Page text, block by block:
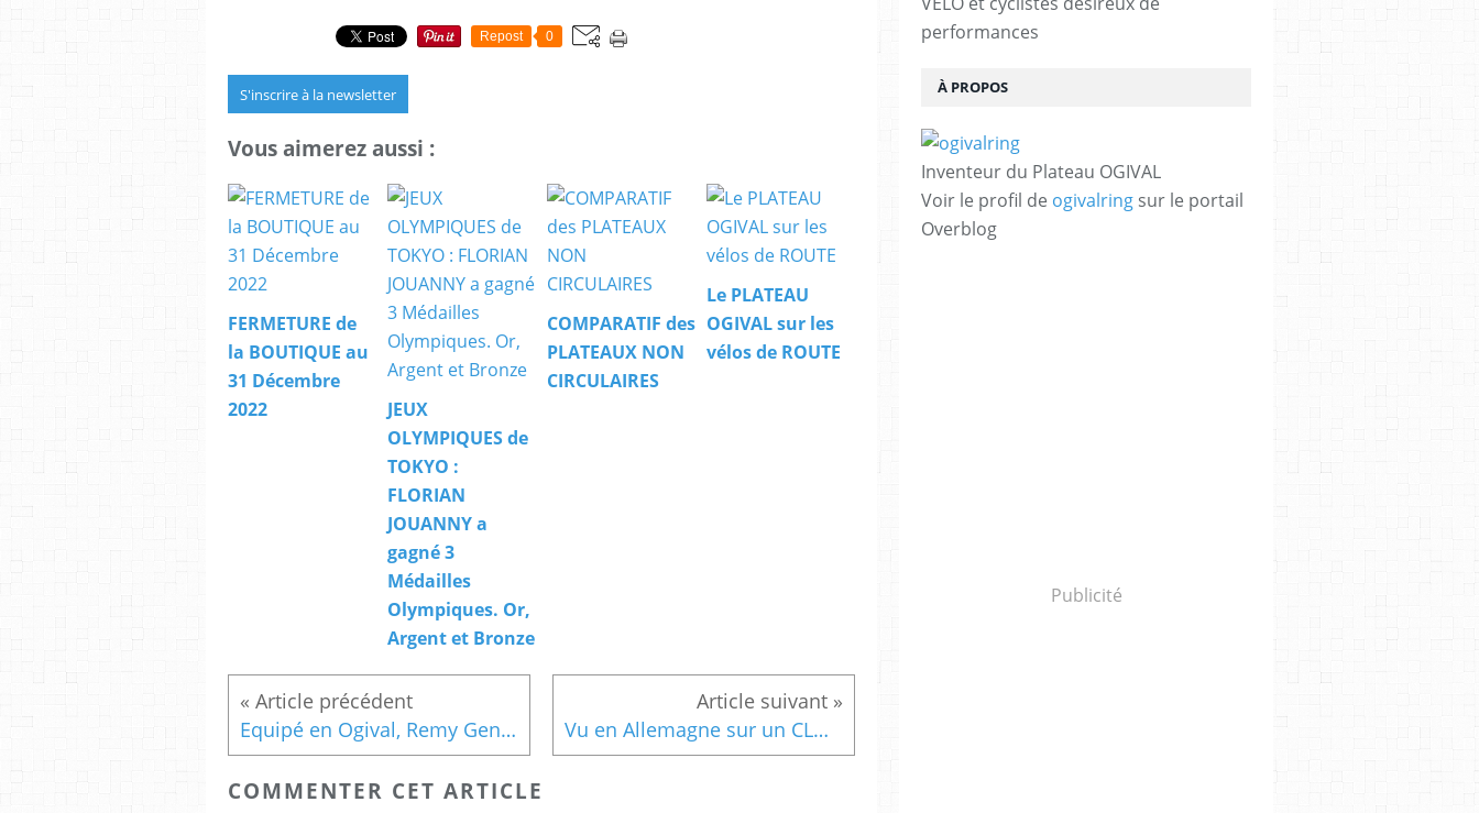
Repost 0
S'inscrire à la newsletter
Vous aimerez aussi :
FERMETURE de
la BOUTIQUE au
31 Décembre
2022
JEUX
OLYMPIQUES de
TOKYO :
FLORIAN
JOUANNY a
gagné 3
Médailles
Olympiques. Or,
Argent et Bronze
COMPARATIF des
PLATEAUX NON
CIRCULAIRES
Le PLATEAU
OGIVAL sur les
vélos de ROUTE
Equipé en Ogival, Remy Gena en "Coupe de France... Vu en Allemagne sur un CLM Le plateau OGIVAL...
COMMENTER CET ARTICLE
performances
À PROPOS
Inventeur du Plateau OGIVAL
Voir le profil de ogivalring sur le portail
Overblog
Publicité